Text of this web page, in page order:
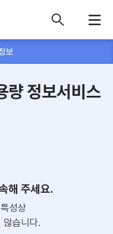
보
량 정보서비스
해 주세요.
성상
않습니다.